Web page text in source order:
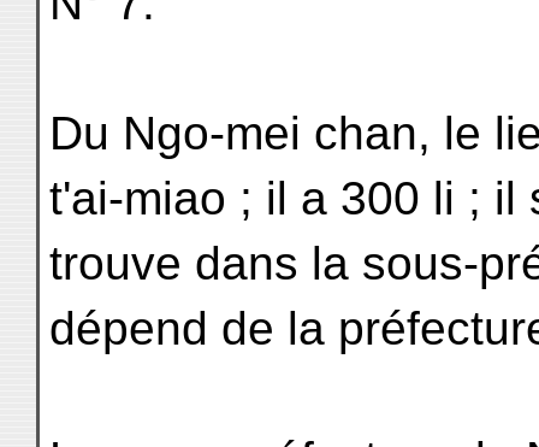
Du Ngo-mei chan, le
t'ai-miao ; il a 300 li ; il
trouve dans la sous-
dépend de la